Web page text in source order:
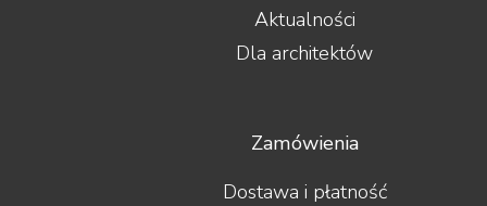
Aktualności
Dla architektów
Zamówienia
Dostawa i płatność